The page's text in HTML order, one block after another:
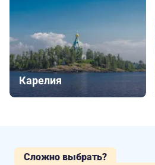
Карелия
Сложно выбрать?